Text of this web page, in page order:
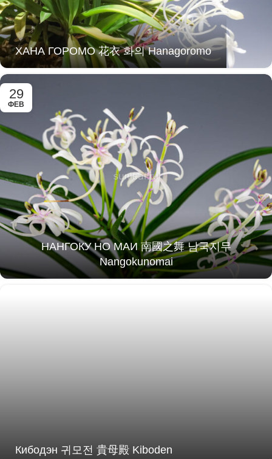
ХАНА ГОРОМО 花衣 화의 Hanagoromo
29
ФЕВ
НАНГОКУ НО МАИ 南國之舞 남국지무
Nangokunomai
Кибодэн 귀모전 貴母殿 Kiboden